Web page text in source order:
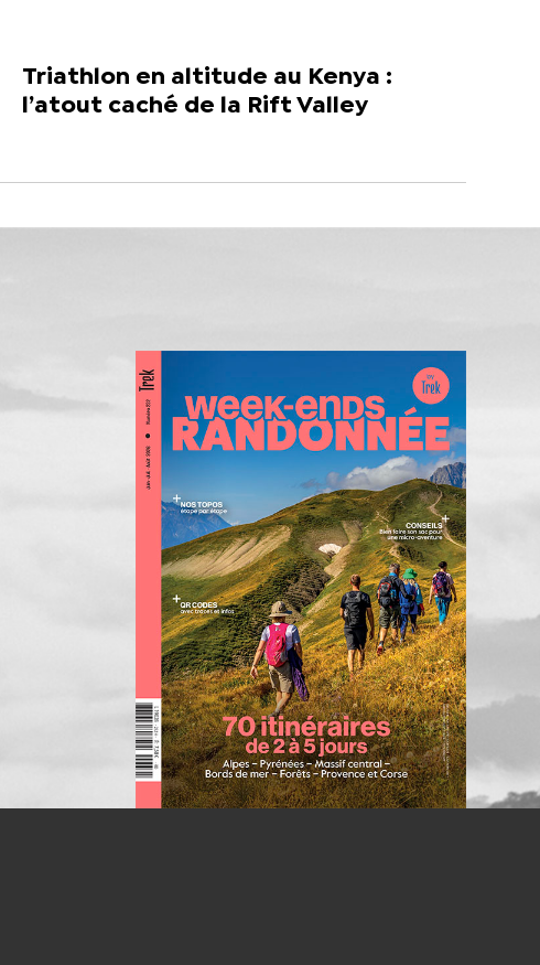
Triathlon en altitude au Kenya :
l’atout caché de la Rift Valley